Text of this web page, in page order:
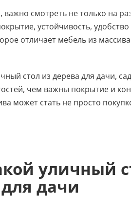
смотреть не только на
устойчивость,
отличает мебель из
стол из дерева для дачи,
чем важны покрытие и
может стать не просто
уличный
для дачи